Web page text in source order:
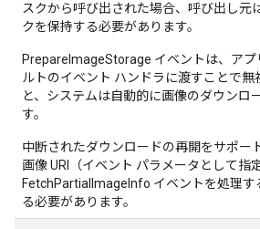
スクから呼び出された場合、呼び出し元
クを保持する必要があります。
PrepareImageStorage イベントは、ア
ルトのイベント ハンドラに渡すことで無
と、システムは自動的に画像のダウンロ
す。
中断されたダウンロードの再開をサポー
画像 URI（イベント パラメータとして指
FetchPartialImageInfo イベントを処理す
る必要があります。